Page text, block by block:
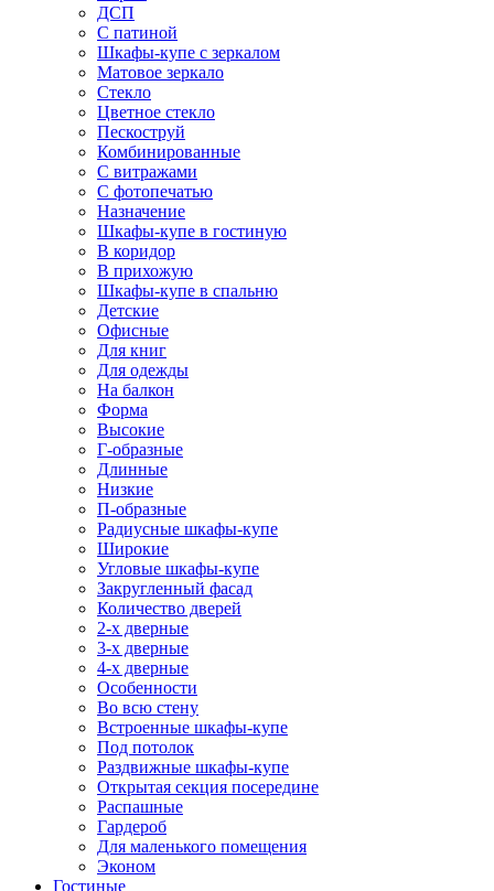
ДСП
С патиной
Шкафы-купе с зеркалом
Матовое зеркало
Стекло
Цветное стекло
Пескоструй
Комбинированные
С витражами
С фотопечатью
Назначение
Шкафы-купе в гостиную
В коридор
В прихожую
Шкафы-купе в спальню
Детские
Офисные
Для книг
Для одежды
На балкон
Форма
Высокие
Г-образные
Длинные
Низкие
П-образные
Радиусные шкафы-купе
Широкие
Угловые шкафы-купе
Закругленный фасад
Количество дверей
2-х дверные
3-х дверные
4-х дверные
Особенности
Во всю стену
Встроенные шкафы-купе
Под потолок
Раздвижные шкафы-купе
Открытая секция посередине
Распашные
Гардероб
Для маленького помещения
Эконом
Гостиные